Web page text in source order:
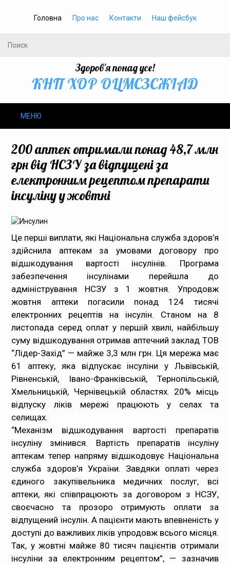
Головна Про нас Контакти Наш фейсбук
Здоров'я понад усе!
КНП ХОР ОЦМСЗСЖIАД
МЕНЮ
Громадське здоров’я
Безбар’єрність
Громадянам
Медпрацівникам
Статистика
Документи
Контакти
Карта сайта
200 аптек отримали понад 48,7 млн
грн від НСЗУ за відпущені за
електронним рецептом препарати
інсуліну у жовтні
Це перші виплати, які Національна служба здоров’я
здійснила аптекам за умовами договору про
відшкодування вартості інсулінів. Програма
забезпечення інсулінами перейшла до
адміністрування НСЗУ з 1 жовтня. Упродовж
жовтня аптеки погасили понад 124 тисячі
електронних рецептів на інсулін. Станом на 8
листопада серед оплат у першій хвилі, найбільшу
суму відшкодування отримав аптечний заклад ТОВ
“Лідер-Захід” — майже 3,3 млн грн. Ця мережа має
61 аптеку, яка відпускає інсуліни у Львівській,
Рівненській, Івано-Франківській, Тернопільській,
Хмельницькій, Чернівецькій областях. 20% місць
відпуску ліків мережі працюють у селах та
селищах.
“Механізм відшкодування вартості препаратів
інсуліну змінився. Вартість препаратів інсуліну
аптекам тепер напряму відшкодовує Національна
служба здоров’я України. Завдяки оплаті через
єдиного закупівельника медичних послуг, всі
аптеки, які співпрацюють за договором з НСЗУ,
своєчасно та прозоро отримують оплати за
відпущений інсулін. А пацієнти мають впевненість у
доступі до важливих ліків упродовж всього місяця.
Так, у жовтні майже 80 тисяч пацієнтів отримали
інсуліни за електронним рецептом”, — зазначив